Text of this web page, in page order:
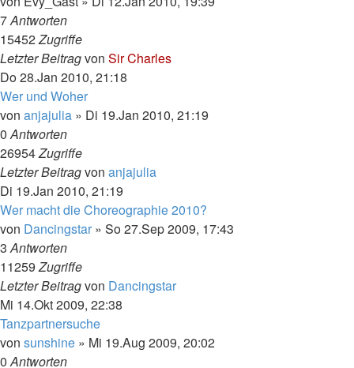
7Antworten
15452Zugriffe
Letzter Beitragvon Sir Charles
Do 28.Jan 2010, 21:18
Wer und Woher
von anjajulia » Di 19.Jan 2010, 21:19
0Antworten
26954Zugriffe
Letzter Beitragvon anjajulia
Di 19.Jan 2010, 21:19
Wer macht die Choreographie 2010?
von Dancingstar » So 27.Sep 2009, 17:43
3Antworten
11259Zugriffe
Letzter Beitragvon Dancingstar
Mi 14.Okt 2009, 22:38
Tanzpartnersuche
von sunshine » Mi 19.Aug 2009, 20:02
0Antworten